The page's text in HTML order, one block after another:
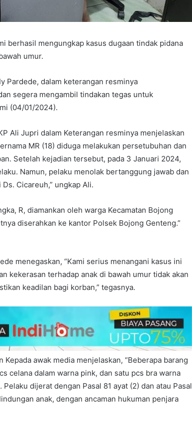
berhasil mengungkap kasus dugaan tindak pidana
umur.
Pardede, dalam keterangan resminya
segera mengambil tindakan tegas untuk
(04/01/2024).
Ali Jupri dalam Keterangan resminya menjelaskan
MR (18) diduga melakukan persetubuhan dan
Setelah kejadian tersebut, pada 3 Januari 2024,
Namun, pelaku menolak bertanggung jawab dan
Cicareuh,” ungkap Ali.
R, diamankan oleh warga Kecamatan Bojong
diserahkan ke kantor Polsek Bojong Genteng.”
menegaskan, “Kami serius menangani kasus ini
kekerasan terhadap anak di bawah umur tidak akan
keadilan bagi korban,” tegasnya.
awak media menjelaskan, “Beberapa barang
celana dalam warna pink, dan satu pcs bra warna
dijerat dengan Pasal 81 ayat (2) dan atau Pasal
anak, dengan ancaman hukuman penjara